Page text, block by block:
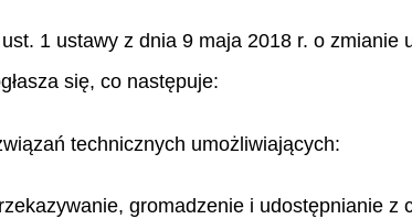
1 ustawy z dnia 9 maja 2018 r. o
się, co następuje:
technicznych umożliwiających:
gromadzenie i udostępnianie